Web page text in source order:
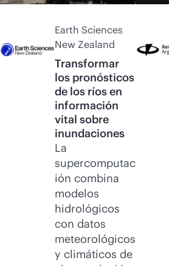
Earth Sciences
New Zealand
Transformar
los pronósticos
de los ríos en
información
vital sobre
inundaciones
La
supercomputac
ión combina
modelos
hidrológicos
con datos
meteorológicos
y climáticos de